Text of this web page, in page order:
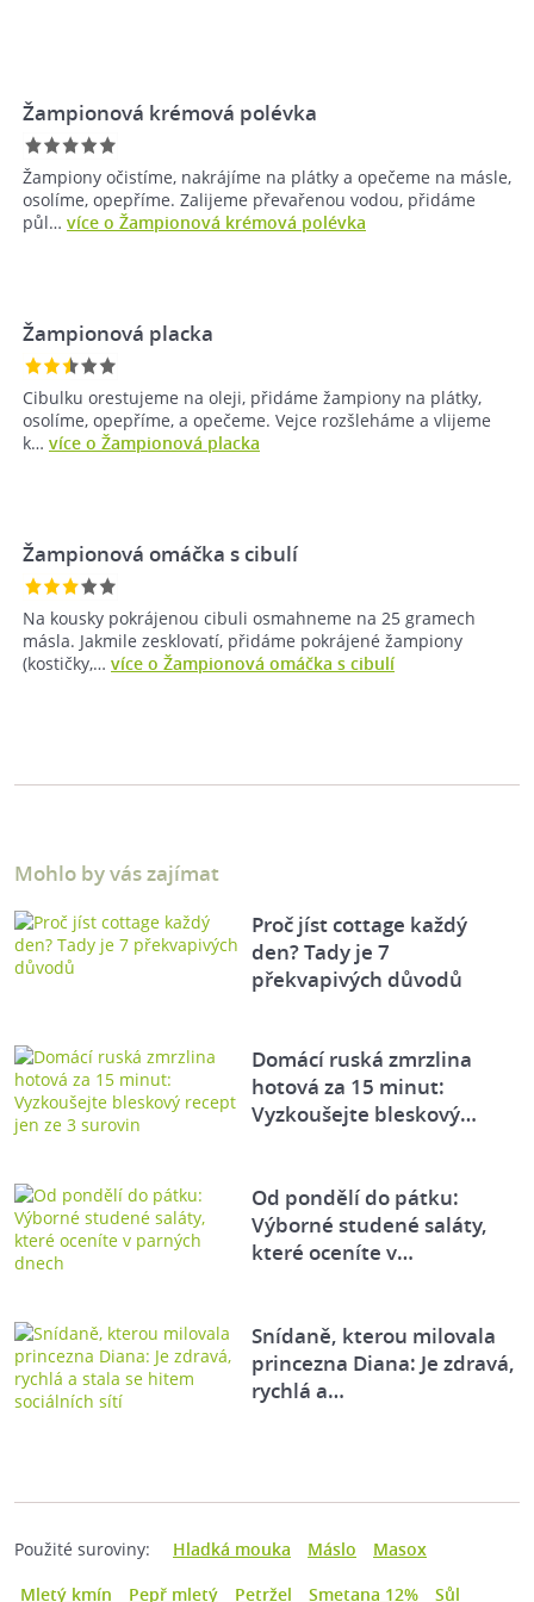
Žampionová krémová polévka
Žampiony očistíme, nakrájíme na plátky a opečeme na másle,
osolíme, opepříme. Zalijeme převařenou vodou, přidáme
půl… více o Žampionová krémová polévka
Žampionová placka
Cibulku orestujeme na oleji, přidáme žampiony na plátky,
osolíme, opepříme, a opečeme. Vejce rozšleháme a vlijeme
k… více o Žampionová placka
Žampionová omáčka s cibulí
Na kousky pokrájenou cibuli osmahneme na 25 gramech
másla. Jakmile zesklovatí, přidáme pokrájené žampiony
(kostičky,… více o Žampionová omáčka s cibulí
Mohlo by vás zajímat
Proč jíst cottage každý
den? Tady je 7
překvapivých důvodů
Domácí ruská zmrzlina
hotová za 15 minut:
Vyzkoušejte bleskový…
Od pondělí do pátku:
Výborné studené saláty,
které oceníte v…
Snídaně, kterou milovala
princezna Diana: Je zdravá,
rychlá a…
Použité suroviny: Hladká mouka Máslo
Masox
Mletý kmín
Pepř mletý Petržel Smetana 12%
Sůl